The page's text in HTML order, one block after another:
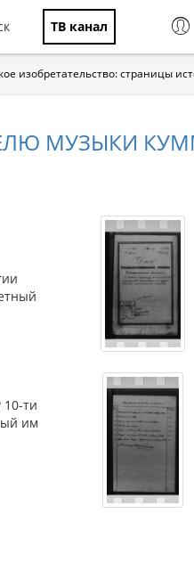
ТВ канал
изобретательство: страницы
МУЗЫКИ
ти
им